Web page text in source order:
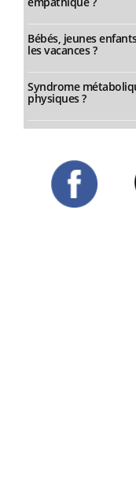
Bébés, jeunes
les vacances ?
Syndrome
physiques ?